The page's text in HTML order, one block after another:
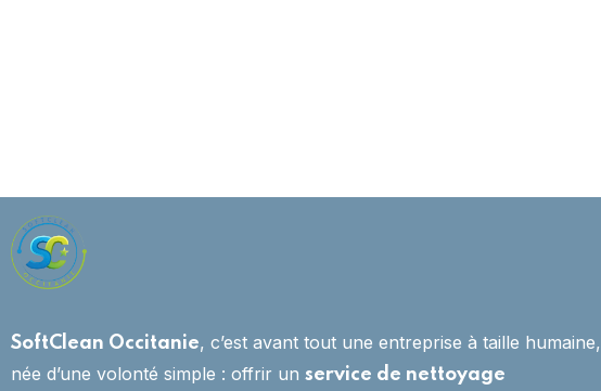
SoftClean Occitanie, c’est avant tout une entreprise à taille humaine,
née d’une volonté simple : offrir un service de nettoyage